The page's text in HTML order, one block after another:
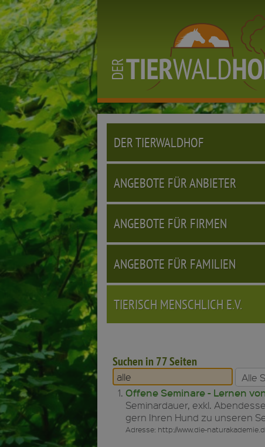
DER TIERWALDHOF
ANGEBOTE FÜR ANBIETER
ANGEBOTE FÜR FIRMEN
ANGEBOTE FÜR FAMILIEN
TIERISCH MENSCHLICH E.V.
Suchen in 77 Seiten
Offene Seminare - Lernen
Seminardauer, exkl.
gern Ihren Hund zu unseren
Adresse: http://www.die-